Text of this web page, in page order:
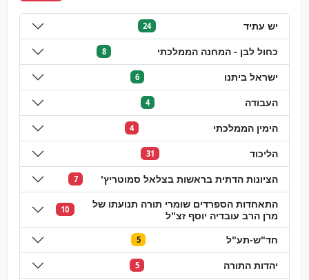
יש עתיד 24
כחול לבן - המחנה הממלכתי 8
ישראל ביתנו 6
העבודה 4
הימין הממלכתי 4
הליכוד 31
הציונות הדתית בראשות בצלאל סמוטריץ' 7
התאחדות הספרדים שומרי תורה תנועתו של
מרן הרב עובדיה יוסף זצ"ל
10
חד"ש-תע"ל 5
יהדות התורה 5